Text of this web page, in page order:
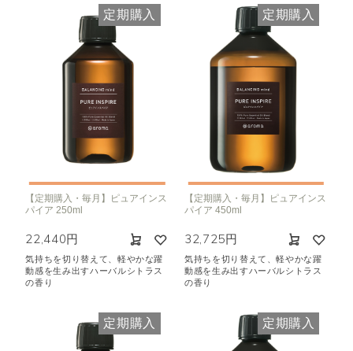
定期購入
【定期購入・毎月】ピュアインス
パイア 250ml
22,440円
気持ちを切り替えて、軽やかな躍
動感を生み出すハーバルシトラス
の香り
定期購入
【定期購入・毎月】ピュアインス
パイア 450ml
32,725円
気持ちを切り替えて、軽やかな躍
動感を生み出すハーバルシトラス
の香り
定期購入 定期購入